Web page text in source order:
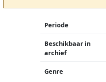
Periode
Beschikbaar in
archief
Genre